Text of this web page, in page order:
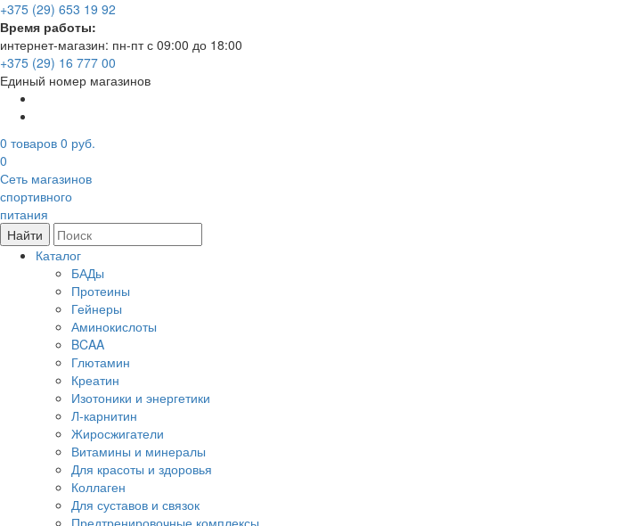
+375 (29) 653 19 92
Время работы:
интернет-магазин: пн-пт с 09:00 до 18:00
+375 (29) 16 777 00
Единый номер магазинов
0 товаров 0 руб.
0
Сеть магазинов
спортивного
питания
Найти
Каталог
БАДы
Протеины
Гейнеры
Аминокислоты
BCAA
Глютамин
Креатин
Изотоники и энергетики
Л-карнитин
Жиросжигатели
Витамины и минералы
Для красоты и здоровья
Коллаген
Для суставов и связок
Предтренировочные комплексы